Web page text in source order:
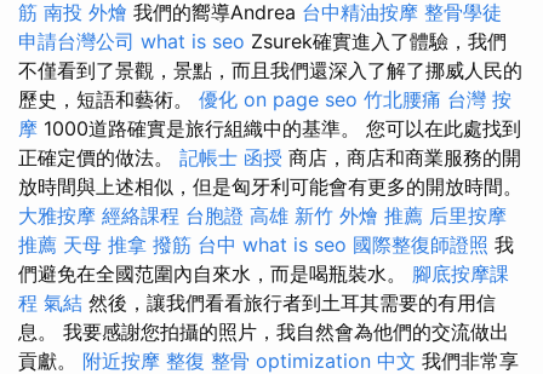
筋 南投 外燴 我們的嚮導Andrea 台中精油按摩 整骨學徒
申請台灣公司 what is seo Zsurek確實進入了體驗，我們
不僅看到了景觀，景點，而且我們還深入了解了挪威人民的
歷史，短語和藝術。 優化 on page seo 竹北腰痛 台灣 按
摩 1000道路確實是旅行組織中的基準。 您可以在此處找到
正確定價的做法。 記帳士 函授 商店，商店和商業服務的開
放時間與上述相似，但是匈牙利可能會有更多的開放時間。
大雅按摩 經絡課程 台胞證 高雄 新竹 外燴 推薦 后里按摩
推薦 天母 推拿 撥筋 台中 what is seo 國際整復師證照 我
們避免在全國范圍內自來水，而是喝瓶裝水。 腳底按摩課
程 氣結 然後，讓我們看看旅行者到土耳其需要的有用信
息。 我要感謝您拍攝的照片，我自然會為他們的交流做出
貢獻。 附近按摩 整復 整骨 optimization 中文 我們非常享